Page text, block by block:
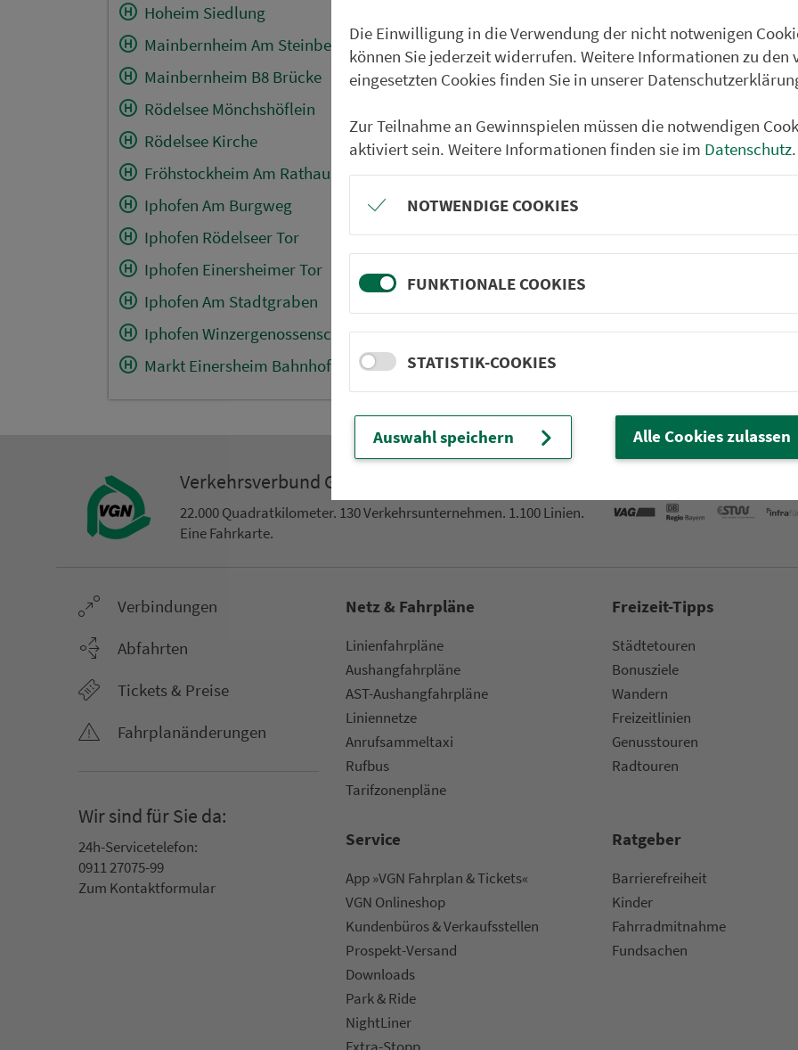
Hoheim Siedlung
Mainbernheim Am Steinberg
Mainbernheim B8 Brücke
Rödelsee Mönchshöflein
Rödelsee Kirche
Fröhstockheim Am Rathaus
Iphofen Am Burgweg
Iphofen Rödelseer Tor
Iphofen Einersheimer Tor
Iphofen Am Stadtgraben
Iphofen Winzergenossenschaft
Markt Einersheim Bahnhofstr.
Rödelsee Kirche
Rödelsee
Mainbernheim
Hoheim Kirchberg
Kitzingen B8
Ver­kehrs­ver­bund Groß­raum Nürn­berg
22.000 Qua­drat­ki­lo­me­ter. 130 Ver­kehrs­un­ter­neh­men. 1.100 Linien.
Eine Fahr­kar­te.
Ver­bin­dungen
Abfahrten
Tickets & Preise
Fahr­plan­ände­rungen
Wir sind für Sie da:
24h-Ser­vice­te­le­fon:
0911 27075-99
Zum Kon­taktformular
Netz & Fahrpläne
Li­ni­en­fahr­plä­ne
Aus­hang­fahr­plä­ne
AST-Aus­hang­fahr­plä­ne
Li­ni­en­netze
An­ruf­sam­mel­taxi
Rufbus
Ta­rif­zo­nen­plä­ne
Frei­zeit-Tipps
Städtetouren
Bonusziele
Wandern
Frei­zeit­li­ni­en
Genusstouren
Radtouren
Service
App »VGN Fahrplan & Tickets«
VGN On­line­shop
Kun­den­bü­ros & Ver­kaufs­stel­len
Prospekt-Versand
Downloads
Park & Ride
NightLiner
Rat­ge­ber
Bar­ri­e­re­frei­heit
Kinder
Fahr­rad­mit­nah­me
Fund­sachen
Die Einwilligung in die Verwendung der nicht notwenigen
können Sie jederzeit widerrufen. Weitere Informationen zu den
eingesetzten Cookies finden Sie in unserer
Zur Teilnahme an Gewinnspielen müssen die notwendigen
aktiviert sein. Weitere Informationen finden sie im Datenschutz.
NOTWENDIGE COOKIES
FUNKTIONALE COOKIES
STATISTIK-COOKIES
Auswahl speichern Alle Cookies zulassen